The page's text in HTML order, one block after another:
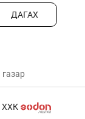
ДАГАХ
ХХК